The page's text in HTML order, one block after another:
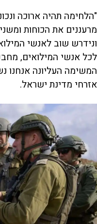
"הלחימה תהיה ארוכה
מרעננים את הכוחות
ונידרש שוב לאנשי
לכל אנשי המילואים,
המשימה העליונה אנחנו
אזרחי מדינת ישראל.